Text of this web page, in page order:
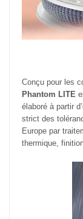
Conçu pour les
Phantom LITE
élaboré à partir
strict des
Europe par
thermique,